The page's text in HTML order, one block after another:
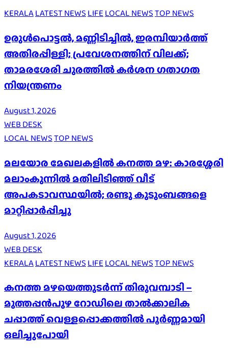
KERALALATEST NEWSLIFELOCAL NEWSTOP NEWS
ഉരുൾപൊട്ടൽ, മണ്ണിടിച്ചിൽ, ഇരമ്പിയാര്‍ത്ത്
അതിരപ്പിള്ളി; പ്രവേശനത്തിന് വിലക്ക്;
താമരശേരി ചുരത്തില്‍ കര്‍ശന ഗതാഗത
നിയന്ത്രണം
August 1, 2026
WEB DESK
LOCAL NEWSTOP NEWS
മലയോര മേഖലകളിൽ കനത്ത മഴ: കാരശ്ശേരി
മലാംകുന്നിൽ മതിലിടിഞ്ഞ് വീട്
അപകടാവസ്ഥയിൽ; രണ്ടു കുടുംബങ്ങളെ
മാറ്റിപ്പാർപ്പിച്ചു
August 1, 2026
WEB DESK
KERALALATEST NEWS LIFE LOCAL NEWSTOP NEWS
കനത്ത മഴയെത്തുടർന്ന് തിരുവമ്പാടി –
മുത്തപ്പൻപുഴ റോഡിലെ താൽക്കാലിക
ചപ്പാത്ത് വെള്ളപ്പൊക്കത്തിൽ പൂർണ്ണമായി
ഒലിച്ചുപോയി